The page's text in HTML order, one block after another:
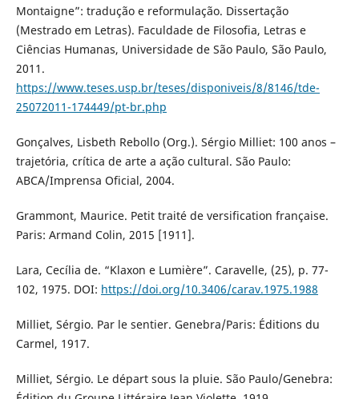
Montaigne”: tradução e reformulação. Dissertação
(Mestrado em Letras). Faculdade de Filosofia, Letras e
Ciências Humanas, Universidade de São Paulo, São Paulo,
2011.
https://www.teses.usp.br/teses/disponiveis/8/8146/tde-
25072011-174449/pt-br.php
Gonçalves, Lisbeth Rebollo (Org.). Sérgio Milliet: 100 anos –
trajetória, crítica de arte a ação cultural. São Paulo:
ABCA/Imprensa Oficial, 2004.
Grammont, Maurice. Petit traité de versification française.
Paris: Armand Colin, 2015 [1911].
Lara, Cecília de. “Klaxon e Lumière”. Caravelle, (25), p. 77-
102, 1975. DOI: https://doi.org/10.3406/carav.1975.1988
Milliet, Sérgio. Par le sentier. Genebra/Paris: Éditions du
Carmel, 1917.
Milliet, Sérgio. Le départ sous la pluie. São Paulo/Genebra: